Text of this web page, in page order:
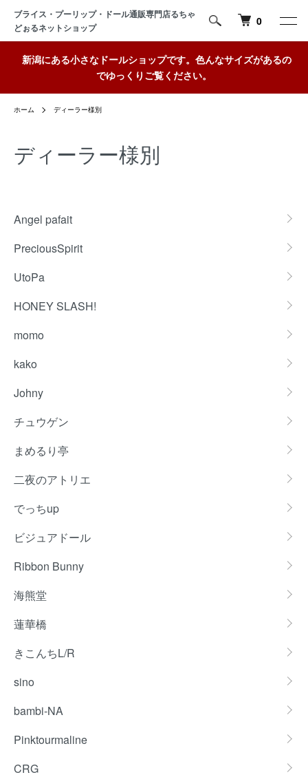
ブライス・プーリップ・ドール通販専門店るちゃ
どぉるネットショップ
0
新潟にある小さなドールショップです。色んなサイズがあるの
でゆっくりご覧ください。
ホーム ディーラー様別
ディーラー様別
Angel pafait
PreciousSpirit
UtoPa
HONEY SLASH!
momo
kako
Johny
チュウゲン
まめるり亭
二夜のアトリエ
でっちup
ビジュアドール
Ribbon Bunny
海熊堂
蓮華橋
きこんちL/R
sino
bambi-NA
Pinktourmaline
CRG